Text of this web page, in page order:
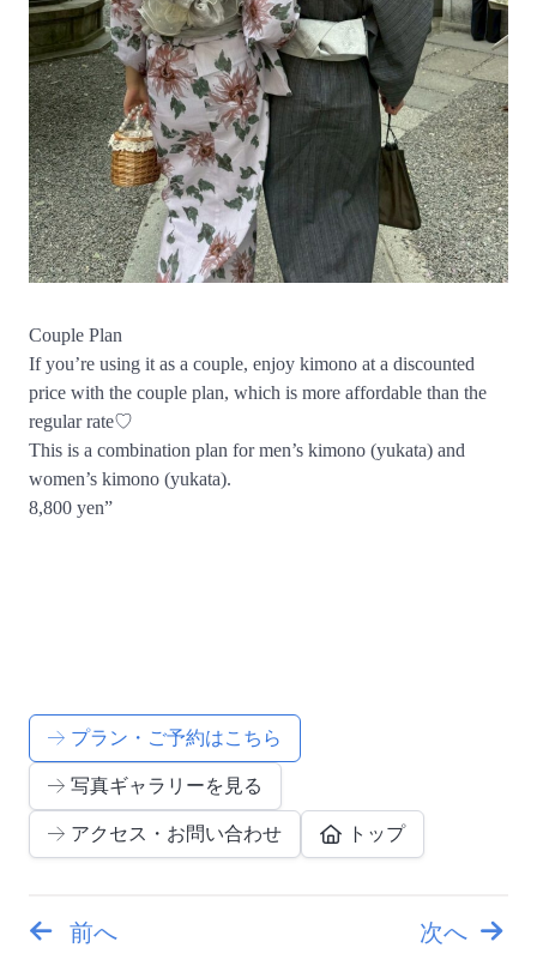
Couple Plan
If you’re using it as a couple, enjoy kimono at a discounted
price with the couple plan, which is more affordable than the
regular rate♡
This is a combination plan for men’s kimono (yukata) and
women’s kimono (yukata).
8,800 yen”
プラン・ご予約はこちら
写真ギャラリーを見る
アクセス・お問い合わせ トップ
投
前へ 次へ